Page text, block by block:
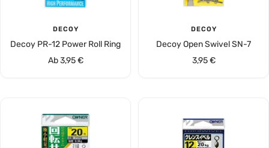
DECOY
Decoy PR-12 Power Roll Ring
Angebotspreis
Ab 3,95 €
DECOY
Decoy Open Swivel SN-7
Angebotspreis
3,95 €